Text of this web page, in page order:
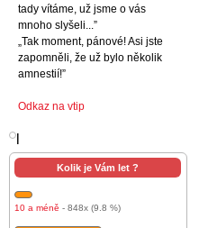
tady vítáme, už jsme o vás
mnoho slyšeli...”
„Tak moment, pánové! Asi jste
zapomněli, že už bylo několik
amnestií!”
Odkaz na vtip
Kolik je Vám let ?
10 a méně - 848x (9.8 %)